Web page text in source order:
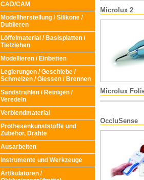
CAD/CAM
Modellherstellung / Silikone /
Dublieren
Löffelmaterial / Basisplatten /
Tiefziehen
Modellieren / Einbetten
Legierungen / Geschiebe /
Schmelzen / Giessen / Brennen
Sandstrahlen / Reinigen /
Veredeln
Verblendmaterial
Prothesenkunststoffe und
Zubehör, Drähte
Ausarbeiten
Instrumente und Werkzeuge
Artikulatoren /
Microlux 2
Microlux
OccluSense